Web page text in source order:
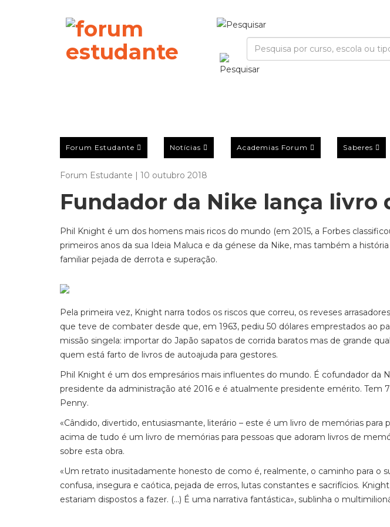
Forum Estudante Notícias Academias Forum Saberes
Forum Estudante | 10 outubro 2018
Fundador da Nike lança livro
Phil Knight é um dos homens mais ricos do mundo (em 2015, a Forbes
primeiros anos da sua Ideia Maluca e da génese da Nike, mas também a
familiar pejada de derrota e superação.
Pela primeira vez, Knight narra todos os riscos que correu, os reveses
que teve de combater desde que, em 1963, pediu 50 dólares emprestados ao
missão singela: importar do Japão sapatos de corrida baratos mas de grande
quem está farto de livros de autoajuda para gestores.
Phil Knight é um dos empresários mais influentes do mundo. É cofundador da
presidente da administração até 2016 e é atualmente presidente emérito. Tem
Penny.
«Cândido, divertido, entusiasmante, literário – este é um livro de memórias para
acima de tudo é um livro de memórias para pessoas que adoram livros de
sobre esta obra.
«Um retrato inusitadamente honesto de como é, realmente, o caminho para o
confusa, insegura e caótica, pejada de erros, lutas constantes e sacrifícios.
estariam dispostos a fazer. (...) É uma narrativa fantástica», sublinha o